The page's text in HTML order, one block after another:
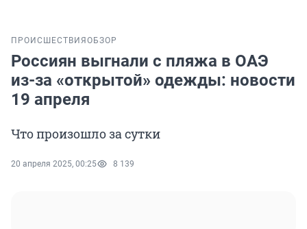
ПРОИСШЕСТВИЯ ОБЗОР
Россиян выгнали с пляжа в ОАЭ
из-за «открытой» одежды: новости
19 апреля
Что произошло за сутки
20 апреля 2025, 00:25 8 139